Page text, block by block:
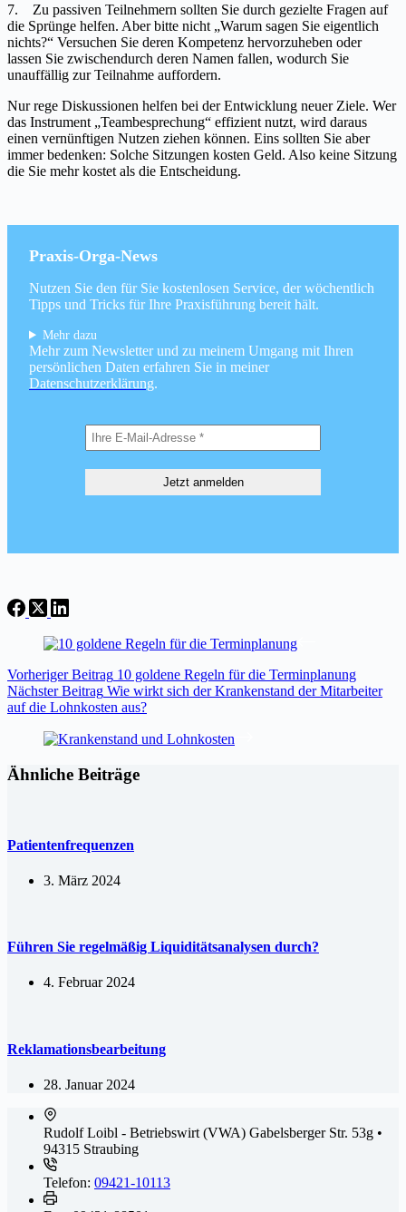
7. Zu passiven Teilnehmern sollten Sie durch gezielte Fragen auf
die Sprünge helfen. Aber bitte nicht „Warum sagen Sie eigentlich
nichts?“ Versuchen Sie deren Kompetenz hervorzuheben oder
lassen Sie zwischendurch deren Namen fallen, wodurch Sie
unauffällig zur Teilnahme auffordern.
Nur rege Diskussionen helfen bei der Entwicklung neuer Ziele. Wer
das Instrument „Teambesprechung“ effizient nutzt, wird daraus
einen vernünftigen Nutzen ziehen können. Eins sollten Sie aber
immer bedenken: Solche Sitzungen kosten Geld. Also keine Sitzung
die Sie mehr kostet als die Entscheidung.
Praxis-Orga-News
Nutzen Sie den für Sie kostenlosen Service, der wöchentlich
Tipps und Tricks für Ihre Praxisführung bereit hält.
Mehr dazu
Mehr zum Newsletter und zu meinem Umgang mit Ihren
persönlichen Daten erfahren Sie in meiner
Datenschutzerklärung.
VorherigerBeitrag 10 goldene Regeln für die Terminplanung
NächsterBeitrag Wie wirkt sich der Krankenstand der Mitarbeiter
auf die Lohnkosten aus?
Ähnliche Beiträge
Patientenfrequenzen
3. März 2024
Führen Sie regelmäßig Liquiditätsanalysen durch?
4. Februar 2024
Reklamationsbearbeitung
28. Januar 2024
Rudolf Loibl - Betriebswirt (VWA) Gabelsberger Str. 53g •
94315 Straubing
Telefon: 09421-10113